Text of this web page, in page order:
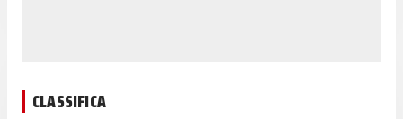
CLASSIFICA